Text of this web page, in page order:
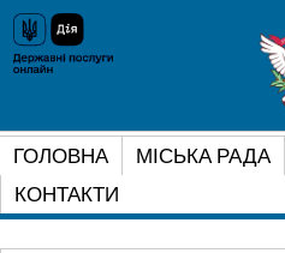
ГОЛОВНА МІСЬКА РАДА
КОНТАКТИ